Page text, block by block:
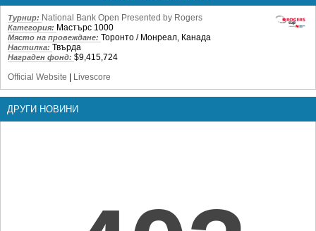
Турнир: National Bank Open Presented by Rogers
Категория: Мастърс 1000
Място на провеждане: Торонто / Монреал, Канада
Настилка: Твърда
Награден фонд: $9,415,724
Official Website
Livescore
ДРУГИ НОВИНИ